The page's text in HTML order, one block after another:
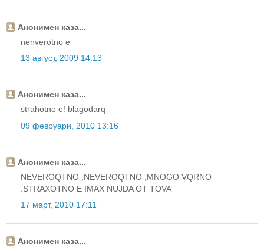
Анонимен каза...
nenverotno e
13 август, 2009 14:13
Анонимен каза...
strahotno e! blagodarq
09 февруари, 2010 13:16
Анонимен каза...
NEVEROQTNO ,NEVEROQTNO ,MNOGO VQRNO
.STRAXOTNO E IMAX NUJDA OT TOVA
17 март, 2010 17:11
Анонимен каза...